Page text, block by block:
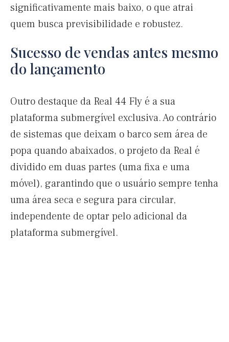
significativamente mais baixo, o que atrai
quem busca previsibilidade e robustez.
Sucesso de vendas antes mesmo
do lançamento
Outro destaque da Real 44 Fly é a sua
plataforma submergível exclusiva. Ao contrário
de sistemas que deixam o barco sem área de
popa quando abaixados, o projeto da Real é
dividido em duas partes (uma fixa e uma
móvel), garantindo que o usuário sempre tenha
uma área seca e segura para circular,
independente de optar pelo adicional da
plataforma submergível.